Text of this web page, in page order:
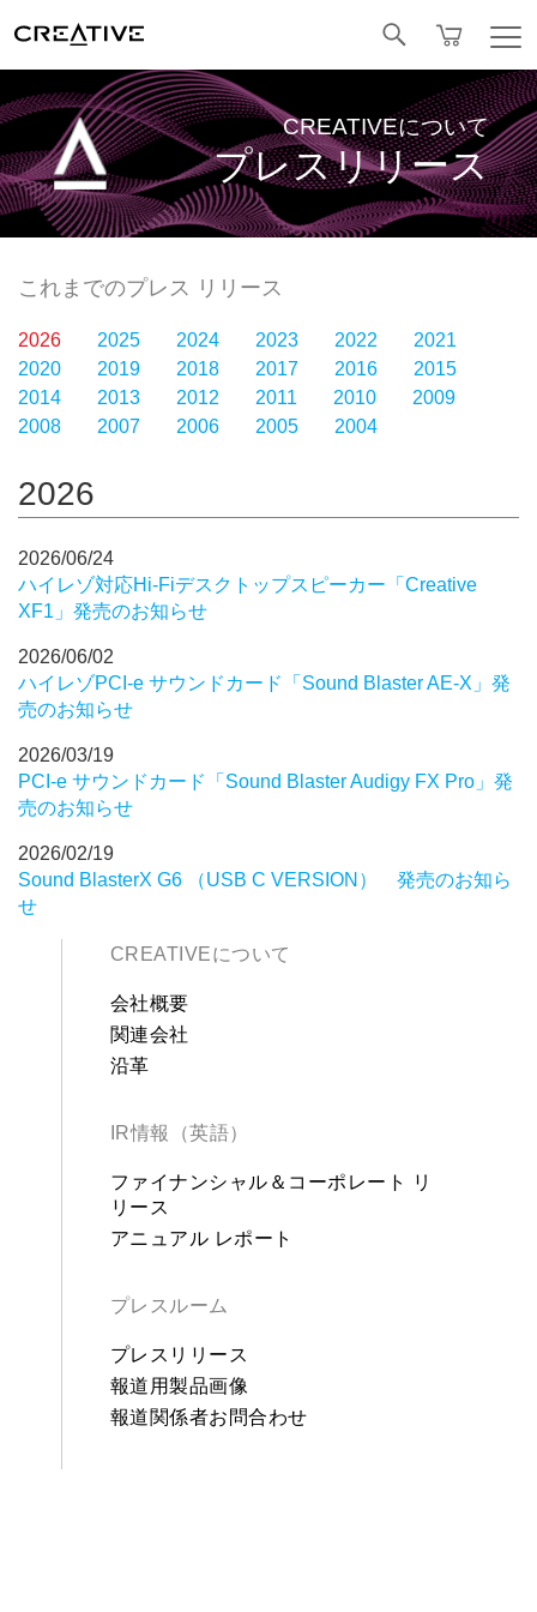
CREATIVEについて
プレスリリース
これまでのプレス リリース
2026 2025 2024 2023 2022
2021
2020
2019 2018 2017 2016
2015
2014
2013 2012 2011 2010
2009
2008
2007 2006 2005 2004
2026
2026/06/24
ハイレゾ対応Hi-Fiデスクトップスピーカー「Creative
XF1」発売のお知らせ
2026/06/02
ハイレゾPCI-e サウンドカード「Sound Blaster AE-X」発
売のお知らせ
2026/03/19
PCI-e サウンドカード「Sound Blaster Audigy FX Pro」発
売のお知らせ
2026/02/19
Sound BlasterX G6 （USB C VERSION） 発売のお知ら
せ
CREATIVEについて
会社概要
関連会社
沿革
IR情報（英語）
ファイナンシャル＆コーポレート リ
リース
アニュアル レポート
プレスルーム
プレスリリース
報道用製品画像
報道関係者お問合わせ
Facebook